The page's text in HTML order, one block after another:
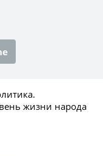
жизни народа